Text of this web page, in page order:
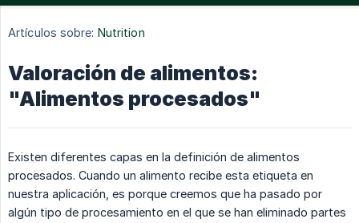
Artículos sobre: Nutrition
Valoración de alimentos:
"Alimentos procesados"
Existen diferentes capas en la definición de alimentos
procesados. Cuando un alimento recibe esta etiqueta en
nuestra aplicación, es porque creemos que ha pasado por
algún tipo de procesamiento en el que se han eliminado partes